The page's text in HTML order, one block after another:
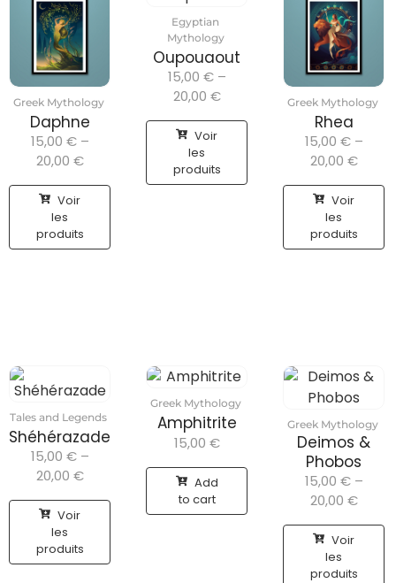
Greek Mythology
Daphne
15,00 € –
20,00 €
Voir
les
produits
Egyptian
Mythology
Oupouaout
15,00 € –
20,00 €
Voir
les
produits
Greek Mythology
Rhea
15,00 € –
20,00 €
Voir
les
produits
Tales and Legends
Shéhérazade
15,00 € –
20,00 €
Voir
les
produits
Greek Mythology
Amphitrite
15,00 €
Add
to cart
Greek Mythology
Deimos &
Phobos
15,00 € –
20,00 €
Voir
les
produits